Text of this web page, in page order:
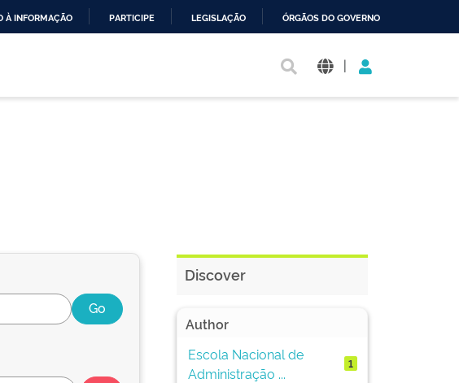
À INFORMAÇÃO PARTICIPE LEGISLAÇÃO ÓRGÃOS DO GOVERNO
|
Discover
Author
Escola Nacional de
Administração ...
1